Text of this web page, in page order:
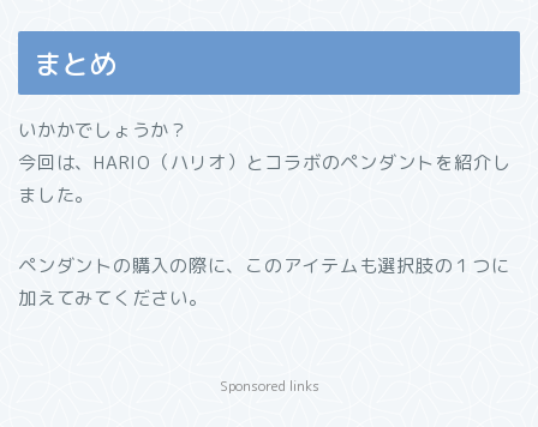
まとめ
いかかでしょうか？
今回は、HARIO（ハリオ）とコラボのペンダントを紹介し
ました。
ペンダントの購入の際に、このアイテムも選択肢の１つに
加えてみてください。
Sponsored links